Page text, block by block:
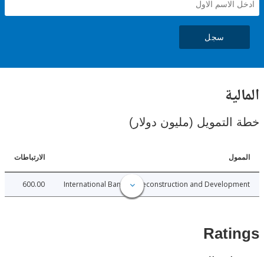
(مليون دولار)
الارتباطات
International Bank for Reconstruction and
600.00